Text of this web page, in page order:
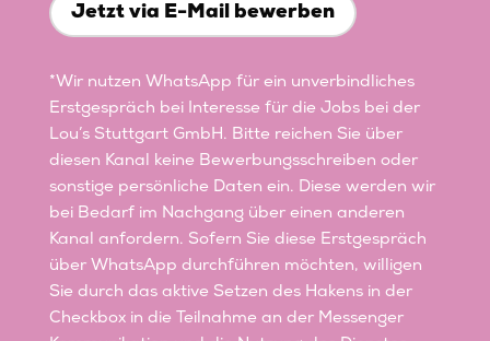
Jetzt via E-Mail bewerben
*Wir nutzen WhatsApp für ein unverbindliches
Erstgespräch bei Interesse für die Jobs bei der
Lou’s Stuttgart GmbH. Bitte reichen Sie über
diesen Kanal keine Bewerbungsschreiben oder
sonstige persönliche Daten ein. Diese werden wir
bei Bedarf im Nachgang über einen anderen
Kanal anfordern. Sofern Sie diese Erstgespräch
über WhatsApp durchführen möchten, willigen
Sie durch das aktive Setzen des Hakens in der
Checkbox in die Teilnahme an der Messenger